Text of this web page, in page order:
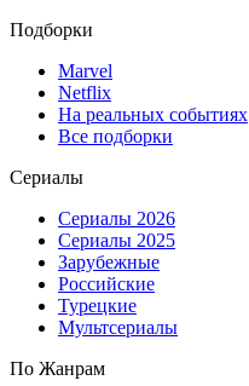
Подборки
Marvel
Netflix
На реальных событиях
Все подборки
Сериалы
Сериалы 2026
Сериалы 2025
Зарубежные
Российские
Турецкие
Мультсериалы
По Жанрам